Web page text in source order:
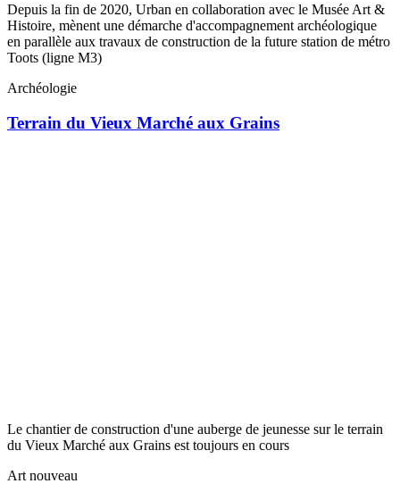
Depuis la fin de 2020, Urban en collaboration avec le Musée Art &
Histoire, mènent une démarche d'accompagnement archéologique
en parallèle aux travaux de construction de la future station de métro
Toots (ligne M3)
Archéologie
Terrain du Vieux Marché aux Grains
Le chantier de construction d'une auberge de jeunesse sur le terrain
du Vieux Marché aux Grains est toujours en cours
Art nouveau